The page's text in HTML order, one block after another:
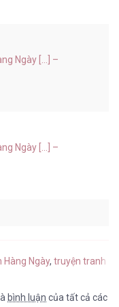
Ngày [...] –
Ngày [...] –
Hàng Ngày, truyện tranh
bình luận của tất cả các